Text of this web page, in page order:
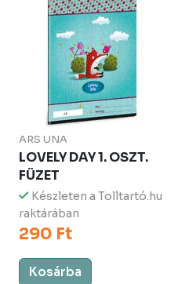
ARS UNA
LOVELY DAY 1. OSZT.
FÜZET
Készleten a Tolltartó.hu
raktárában
290 Ft
Kosárba